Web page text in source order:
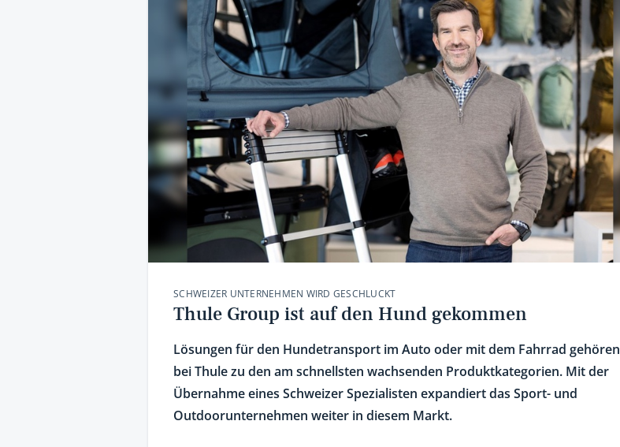
SCHWEIZER UNTERNEHMEN WIRD GESCHLUCKT
Thule Group ist auf den Hund gekommen
Lösungen für den Hundetransport im Auto oder mit dem Fahrrad gehören
bei Thule zu den am schnellsten wachsenden Produktkategorien. Mit der
Übernahme eines Schweizer Spezialisten expandiert das Sport- und
Outdoorunternehmen weiter in diesem Markt.